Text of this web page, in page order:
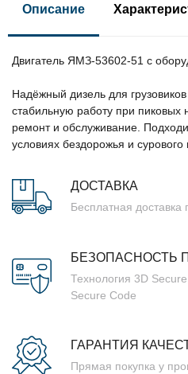
Описание
Двигатель ЯМЗ-53602-51 с
Надёжный дизель для
стабильную работу при пиковых
ремонт и обслуживание.
условиях бездорожья и сурового
ДОСТАВКА
Бесплатная доставка
БЕЗОПАСНОСТЬ
Технология 3D
Secure Code
ГАРАНТИЯ
Прямая покупка у